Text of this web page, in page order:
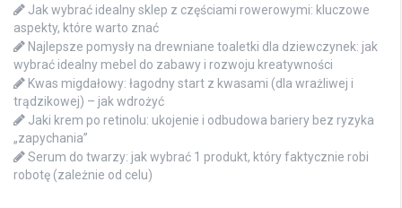
Jak wybrać idealny sklep z częściami rowerowymi: kluczowe
aspekty, które warto znać
Najlepsze pomysły na drewniane toaletki dla dziewczynek: jak
wybrać idealny mebel do zabawy i rozwoju kreatywności
Kwas migdałowy: łagodny start z kwasami (dla wrażliwej i
trądzikowej) – jak wdrożyć
Jaki krem po retinolu: ukojenie i odbudowa bariery bez ryzyka
„zapychania”
Serum do twarzy: jak wybrać 1 produkt, który faktycznie robi
robotę (zależnie od celu)